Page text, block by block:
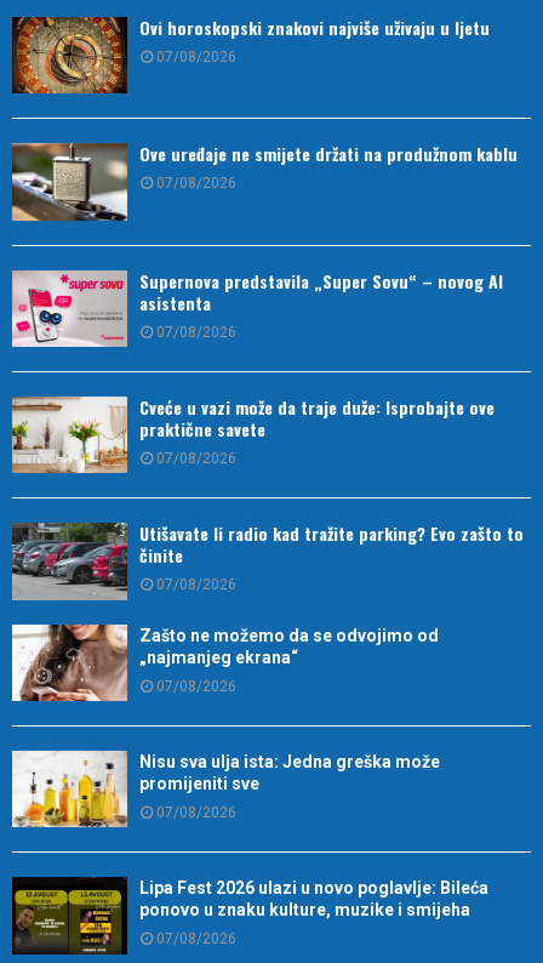
Ovi horoskopski znakovi najviše uživaju u ljetu
07/08/2026
Ove uređaje ne smijete držati na produžnom kablu
07/08/2026
Supernova predstavila „Super Sovu“ – novog AI
asistenta
07/08/2026
Cveće u vazi može da traje duže: Isprobajte ove
praktične savete
07/08/2026
Utišavate li radio kad tražite parking? Evo zašto to
činite
07/08/2026
Zašto ne možemo da se odvojimo od
„najmanjeg ekrana“
07/08/2026
Nisu sva ulja ista: Jedna greška može
promijeniti sve
07/08/2026
Lipa Fest 2026 ulazi u novo poglavlje: Bileća
ponovo u znaku kulture, muzike i smijeha
07/08/2026